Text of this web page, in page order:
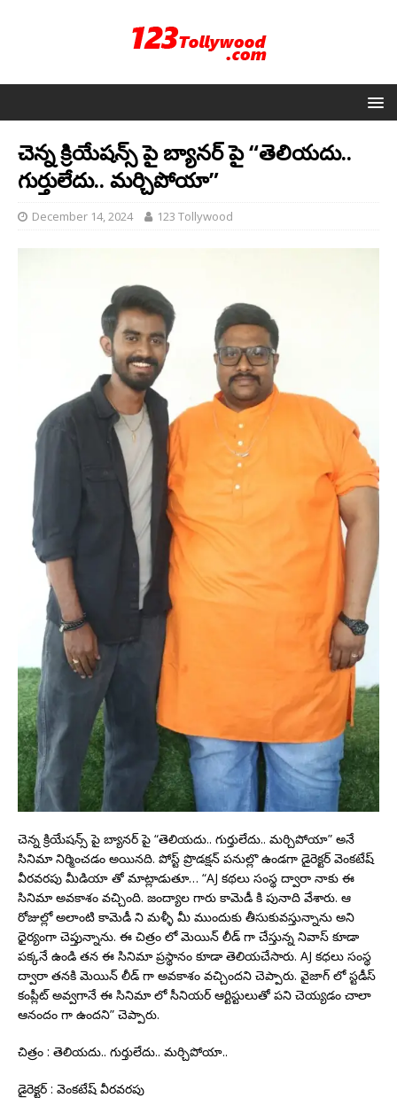
చెన్న క్రియేషన్స్ పై బ్యానర్ పై “తెలియదు..
గుర్తులేదు.. మర్చిపోయా”
December 14, 2024 123 Tollywood
చెన్న క్రియేషన్స్ పై బ్యానర్ పై “తెలియదు.. గుర్తులేదు.. మర్చిపోయా” అనే
సినిమా నిర్మించడం అయినది. పోస్ట్ ప్రొడక్షన్ పనుల్లొ ఉండగా డైరెక్టర్ వెంకటేష్
వీరవరపు మీడియా తో మాట్లాడుతూ… “AJ కథలు సంస్థ ద్వారా నాకు ఈ
సినిమా అవకాశం వచ్చింది. జంద్యాల గారు కామెడీ కి పునాది వేశారు. ఆ
రోజుల్లో అలాంటి కామెడీ ని మళ్ళీ మీ ముందుకు తీసుకువస్తున్నాను అని
ధైర్యంగా చెప్తున్నాను. ఈ చిత్రం లో మెయిన్ లీడ్ గా చేస్తున్న నివాస్ కూడా
పక్కనే ఉండి తన ఈ సినిమా ప్రస్థానం కూడా తెలియచేసారు. AJ కధలు సంస్థ
ద్వారా తనకి మెయిన్ లీడ్ గా అవకాశం వచ్చిందని చెప్పారు. వైజాగ్ లో స్టడీస్
కంప్లీట్ అవ్వగానే ఈ సినిమా లో సీనియర్ ఆర్టిస్టులుతో పని చెయ్యడం చాలా
ఆనందం గా ఉందని” చెప్పారు.
చిత్రం : తెలియదు.. గుర్తులేదు.. మర్చిపోయా..
డైరెక్టర్ : వెంకటేష్ వీరవరపు